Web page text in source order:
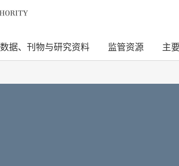
数据、刊物与研究资料 监管资源 主